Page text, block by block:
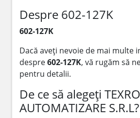
Despre 602-127K
602-127K
Dacă aveți nevoie de mai multe
despre602-127K, vă rugăm să
pentru detalii.
De ce să alegeți TEXRO
AUTOMATIZARE S.R.L?